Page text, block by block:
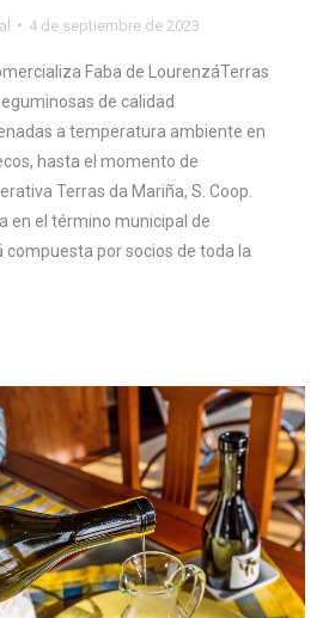
4 de septiembre de 2023
Faba de LourenzáTerras
de calidad
a temperatura ambiente en
hasta el momento de
Terras da Mariña, S. Coop.
en el término municipal de
compuesta por socios de toda la